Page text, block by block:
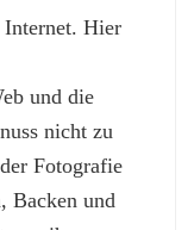
Internet. Hier
und die
nicht zu
Fotografie
Backen und